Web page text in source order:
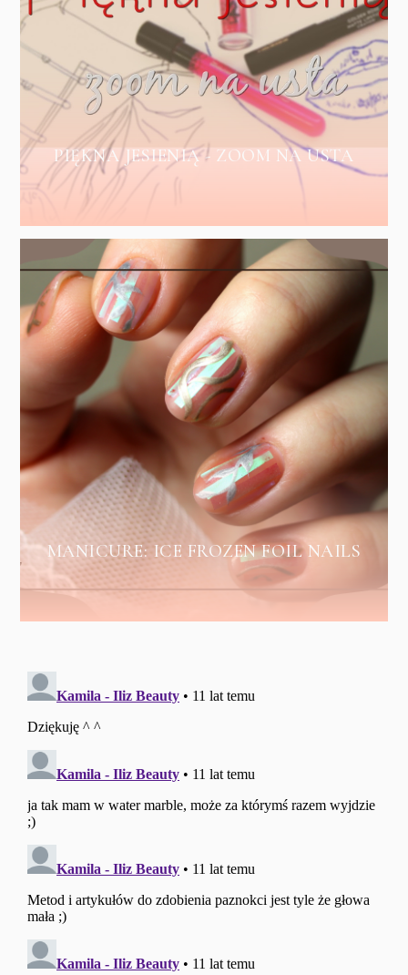
PIĘKNA JESIENIĄ - ZOOM NA USTA
MANICURE: ICE FROZEN FOIL NAILS